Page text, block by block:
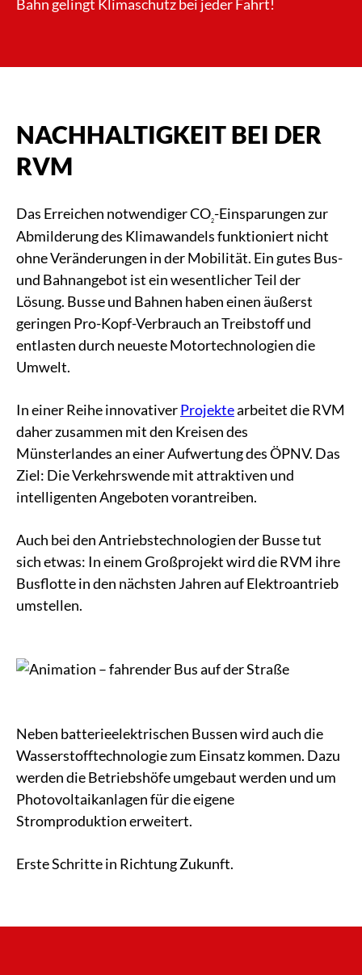
Bahn gelingt Klimaschutz bei jeder Fahrt!
NACHHALTIGKEIT BEI DER
RVM
Das Erreichen notwendiger CO2-Einsparungen zur
Abmilderung des Klimawandels funktioniert nicht
ohne Veränderungen in der Mobilität. Ein gutes Bus-
und Bahnangebot ist ein wesentlicher Teil der
Lösung. Busse und Bahnen haben einen äußerst
geringen Pro-Kopf-Verbrauch an Treibstoff und
entlasten durch neueste Motortechnologien die
Umwelt.
In einer Reihe innovativerProjektearbeitet die RVM
daher zusammen mit den Kreisen des
Münsterlandes an einer Aufwertung des ÖPNV. Das
Ziel: Die Verkehrswende mit attraktiven und
intelligenten Angeboten vorantreiben.
Auch bei den Antriebstechnologien der Busse tut
sich etwas: In einem Großprojekt wird die RVM ihre
Busflotte in den nächsten Jahren auf Elektroantrieb
umstellen.
Neben batterieelektrischen Bussen wird auch die
Wasserstofftechnologie zum Einsatz kommen. Dazu
werden die Betriebshöfe umgebaut werden und um
Photovoltaikanlagen für die eigene
Stromproduktion erweitert.
Erste Schritte in Richtung Zukunft.